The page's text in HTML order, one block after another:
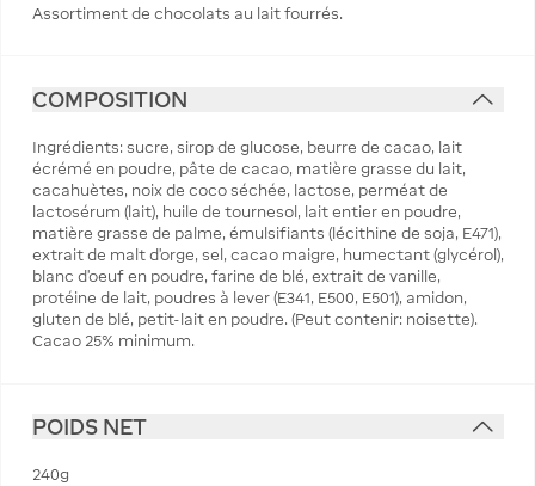
Assortiment de chocolats au lait fourrés.
COMPOSITION
Ingrédients: sucre, sirop de glucose, beurre de cacao, lait
écrémé en poudre, pâte de cacao, matière grasse du lait,
cacahuètes, noix de coco séchée, lactose, perméat de
lactosérum (lait), huile de tournesol, lait entier en poudre,
matière grasse de palme, émulsifiants (lécithine de soja, E471),
extrait de malt d'orge, sel, cacao maigre, humectant (glycérol),
blanc d'oeuf en poudre, farine de blé, extrait de vanille,
protéine de lait, poudres à lever (E341, E500, E501), amidon,
gluten de blé, petit-lait en poudre. (Peut contenir: noisette).
Cacao 25% minimum.
POIDS NET
240g